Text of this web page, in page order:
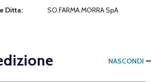
Ditta: SO.FARMA.MORRA SpA
NASCONDI